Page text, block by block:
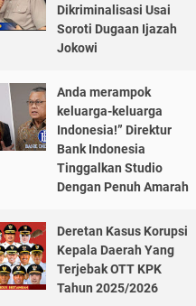
Dikriminalisasi Usai
Soroti Dugaan Ijazah
Jokowi
Anda merampok
keluarga-keluarga
Indonesia!” Direktur
Bank Indonesia
Tinggalkan Studio
Dengan Penuh Amarah
Deretan Kasus Korupsi
Kepala Daerah Yang
Terjebak OTT KPK
Tahun 2025/2026